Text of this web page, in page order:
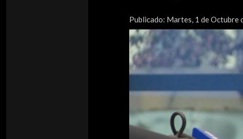
Publicado: Martes, 1 de Octubre